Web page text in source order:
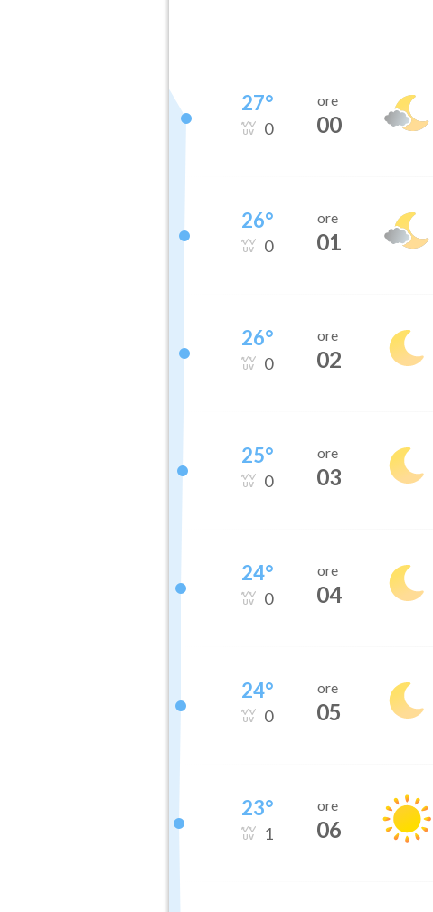
27°
0
ore
00
26°
0
ore
01
26°
0
ore
02
25°
0
ore
03
24°
0
ore
04
24°
0
ore
05
23°
1
ore
06